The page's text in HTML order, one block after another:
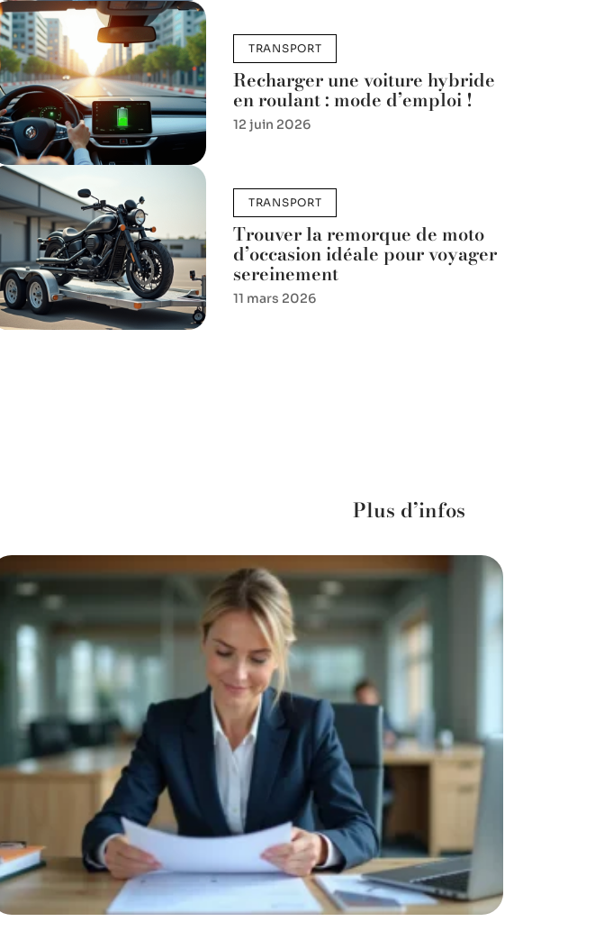
TRANSPORT
Recharger une voiture hybride
en roulant : mode d’emploi !
12 juin 2026
TRANSPORT
Trouver la remorque de moto
d’occasion idéale pour voyager
sereinement
11 mars 2026
Plus d’infos